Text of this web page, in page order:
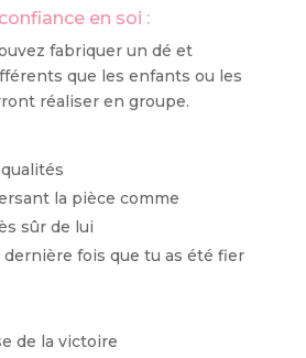
en soi :
fabriquer un dé et
que les enfants ou les
réaliser en groupe.
la pièce comme
sûr de lui
dernière fois que tu as été fier
de la victoire